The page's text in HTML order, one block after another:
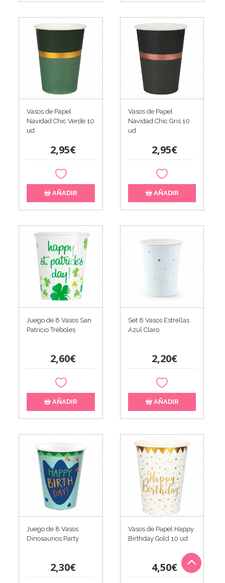
Vasos de Papel
Navidad Chic Verde 10
ud
2,95€
AÑADIR
Vasos de Papel
Navidad Chic Gris 10
ud
2,95€
AÑADIR
Juego de 8 Vasos San
Patricio Tréboles
2,60€
AÑADIR
Set 6 Vasos Estrellas
Azul Claro
2,20€
AÑADIR
Juego de 8 Vasos
Dinosaurios Party
2,30€
Vasos de Papel Happy
Birthday Gold 10 ud
4,50€